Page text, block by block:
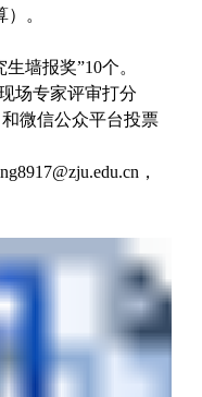
。
墙报奖”10个。
场专家评审打分
和微信公众平台投票
@zju.edu.cn，